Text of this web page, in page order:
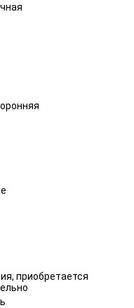
приобретается